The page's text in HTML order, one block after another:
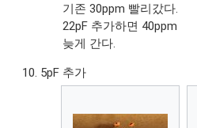
기존 30ppm 빨리갔다.
22pF 추가하면 40ppm
늦게 간다.
5pF 추가